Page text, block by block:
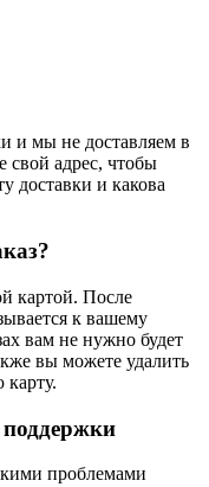
и мы не доставляем в
свой адрес, чтобы
доставки и какова
картой. После
к вашему
вам не нужно будет
вы можете удалить
проблемами